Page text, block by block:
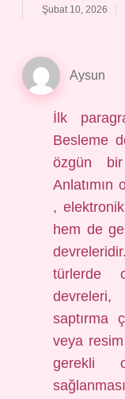
Şubat 10, 2026
Aysun
İlk
Besleme
özgün
Anlatımın
,
hem de
türlerde
saptırma
veya
gerekli